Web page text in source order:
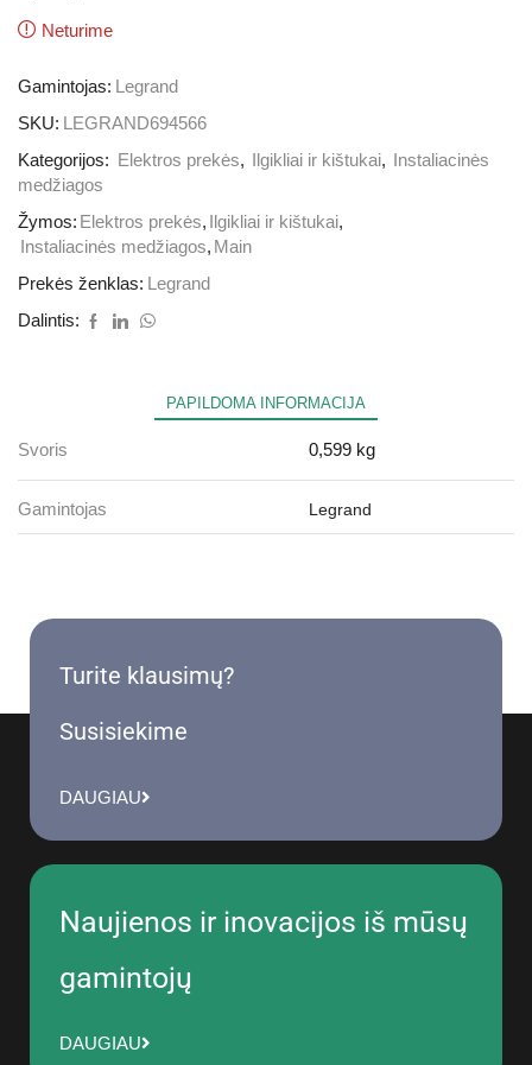
Neturime
Gamintojas: Legrand
SKU: LEGRAND694566
Kategorijos:
Elektros prekės, Ilgikliai ir kištukai,
Instaliacinės
medžiagos
Žymos: Elektros prekės, Ilgikliai ir kištukai,
Instaliacinės medžiagos, Main
Prekės ženklas: Legrand
Dalintis:
PAPILDOMA INFORMACIJA
Svoris 0,599 kg
Gamintojas Legrand
Turite klausimų?
Susisiekime
DAUGIAU
Naujienos ir inovacijos iš mūsų
gamintojų
DAUGIAU